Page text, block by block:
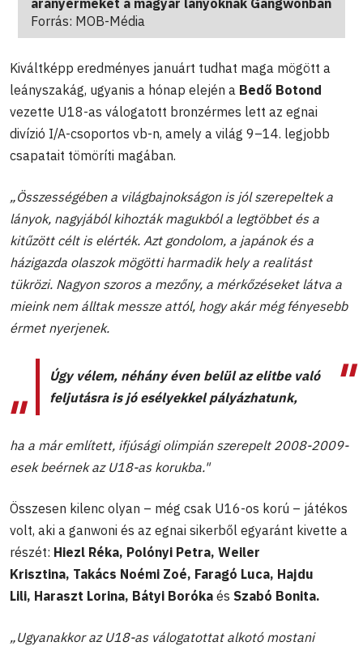
Forrás: MOB-Média
Kiváltképp eredményes januárt tudhat maga mögött a
leányszakág, ugyanis a hónap elején a Bedő Botond
vezette U18-as válogatott bronzérmes lett az egnai
divízió I/A-csoportos vb-n, amely a világ 9–14. legjobb
csapatait tömöríti magában.
„Összességében a világbajnokságon is jól szerepeltek a
lányok, nagyjából kihozták magukból a legtöbbet és a
kitűzött célt is elérték. Azt gondolom, a japánok és a
házigazda olaszok mögötti harmadik hely a realitást
tükrözi. Nagyon szoros a mezőny, a mérkőzéseket látva a
mieink nem álltak messze attól, hogy akár még fényesebb
érmet nyerjenek.
Úgy vélem, néhány éven belül az elitbe való
feljutásra is jó esélyekkel pályázhatunk,
ha a már említett, ifjúsági olimpián szerepelt 2008-2009-
esek beérnek az U18-as korukba."
Összesen kilenc olyan – még csak U16-os korú – játékos
volt, aki a ganwoni és az egnai sikerből egyaránt kivette a
részét: Hiezl Réka, Polónyi Petra, Weiler
Krisztina, Takács Noémi Zoé, Faragó Luca, Hajdu
Lili, Haraszt Lorina, Bátyi Boróka és Szabó Bonita.
„Ugyanakkor az U18-as válogatottat alkotó mostani